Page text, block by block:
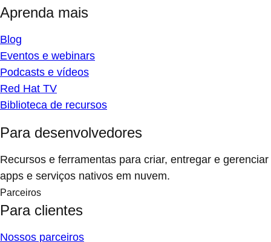
Aprenda mais
Blog
Eventos e webinars
Podcasts e vídeos
Red Hat TV
Biblioteca de recursos
Para desenvolvedores
Recursos e ferramentas para criar, entregar e gerenciar
apps e serviços nativos em nuvem.
Parceiros
Para clientes
Nossos parceiros